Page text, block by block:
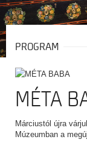
PROGRAM
MÉTA
Márciustól újra
Múzeumban a